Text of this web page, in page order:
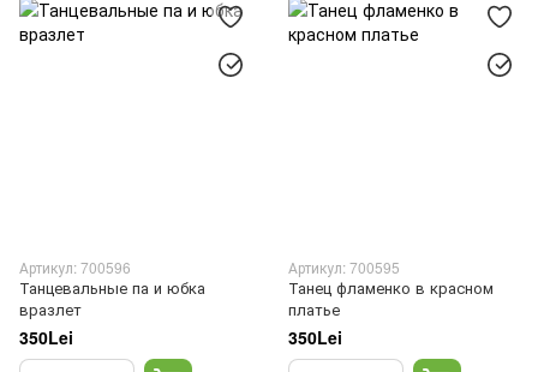
Артикул: 700596
Танцевальные па и юбка
вразлет
350Lei
Артикул: 700595
Танец фламенко в красном
платье
350Lei